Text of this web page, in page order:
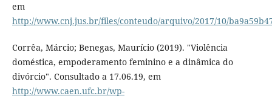
em
http://www.cnj.jus.br/files/conteudo/arquivo/2017/10/
Corrêa, Márcio; Benegas, Maurício (2019). "Violência
doméstica, empoderamento feminino e a dinâmica do
divórcio". Consultado a 17.06.19, em
http://www.caen.ufc.br/wp-